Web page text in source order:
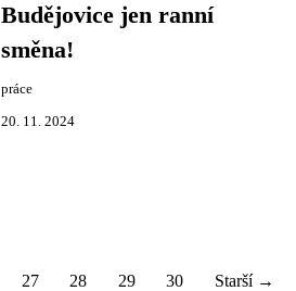
Budějovice jen ranní
směna!
práce
20. 11. 2024
27 28 29 30 Starší →